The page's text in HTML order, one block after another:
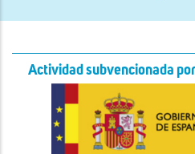
Actividad subvencionada